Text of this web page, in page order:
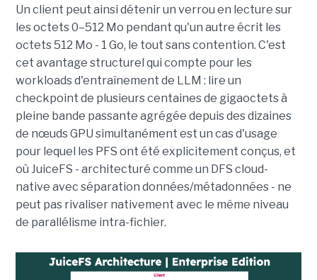
Un client peut ainsi détenir un verrou en lecture sur
les octets 0–512 Mo pendant qu'un autre écrit les
octets 512 Mo - 1 Go, le tout sans contention. C'est
cet avantage structurel qui compte pour les
workloads d'entraînement de LLM : lire un
checkpoint de plusieurs centaines de gigaoctets à
pleine bande passante agrégée depuis des dizaines
de nœuds GPU simultanément est un cas d'usage
pour lequel les PFS ont été explicitement conçus, et
où JuiceFS - architecturé comme un DFS cloud-
native avec séparation données/métadonnées - ne
peut pas rivaliser nativement avec le même niveau
de parallélisme intra-fichier.